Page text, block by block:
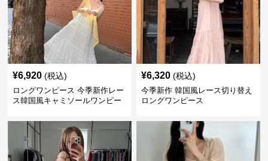
¥6,920 (税込)
ロングワンピース 今季新作レー
ス韓国風キャミソールワンピー
¥6,320 (税込)
今季新作 韓国風レース切り替え
ロングワンピース